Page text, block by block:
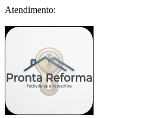
Atendimento: